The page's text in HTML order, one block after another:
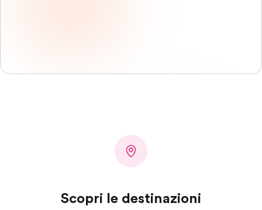
Scopri le destinazioni